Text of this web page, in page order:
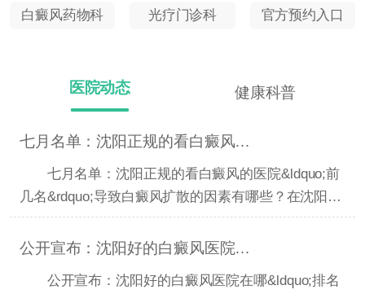
白癜风药物科 光疗门诊科 官方预约入口
医院动态 健康科普
七月名单：沈阳正规的看白癜风的医院“前几名”导致白癜
七月名单：沈阳正规的看白癜风的医院&ldquo;前
几名&rdquo;导致白癜风扩散的因素有哪些？在沈阳得
了白癜风去
公开宣布：沈阳好的白癜风医院在哪“排名榜单”沈阳治疗
公开宣布：沈阳好的白癜风医院在哪&ldquo;排名